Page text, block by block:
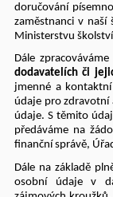
doručování
zaměstnanci v naší
Ministerstvu
Dále
dodavatelích či
jmenné a
údaje pro zdravotní
údaje. S těmito
předáváme na
finanční správě,
Dále na základě
osobní údaje v